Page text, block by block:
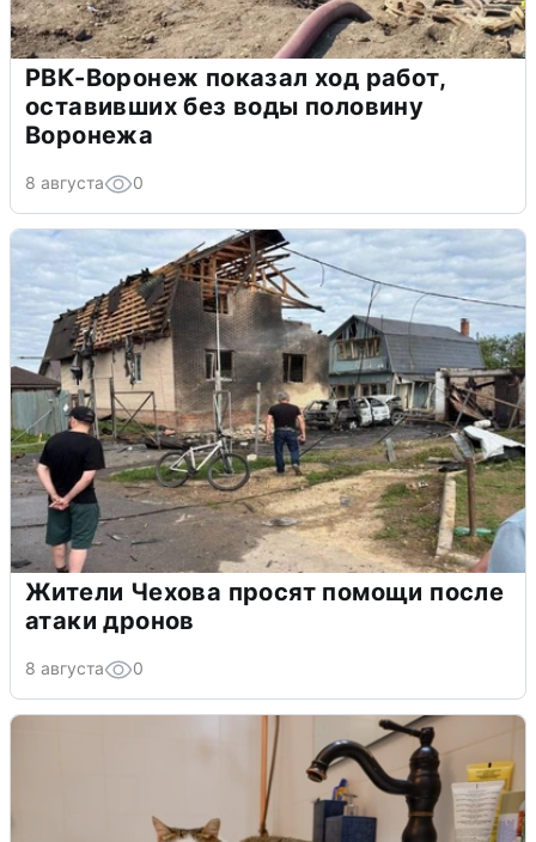
РВК-Воронеж показал ход работ,
оставивших без воды половину
Воронежа
8 августа 0
Жители Чехова просят помощи после
атаки дронов
8 августа 0